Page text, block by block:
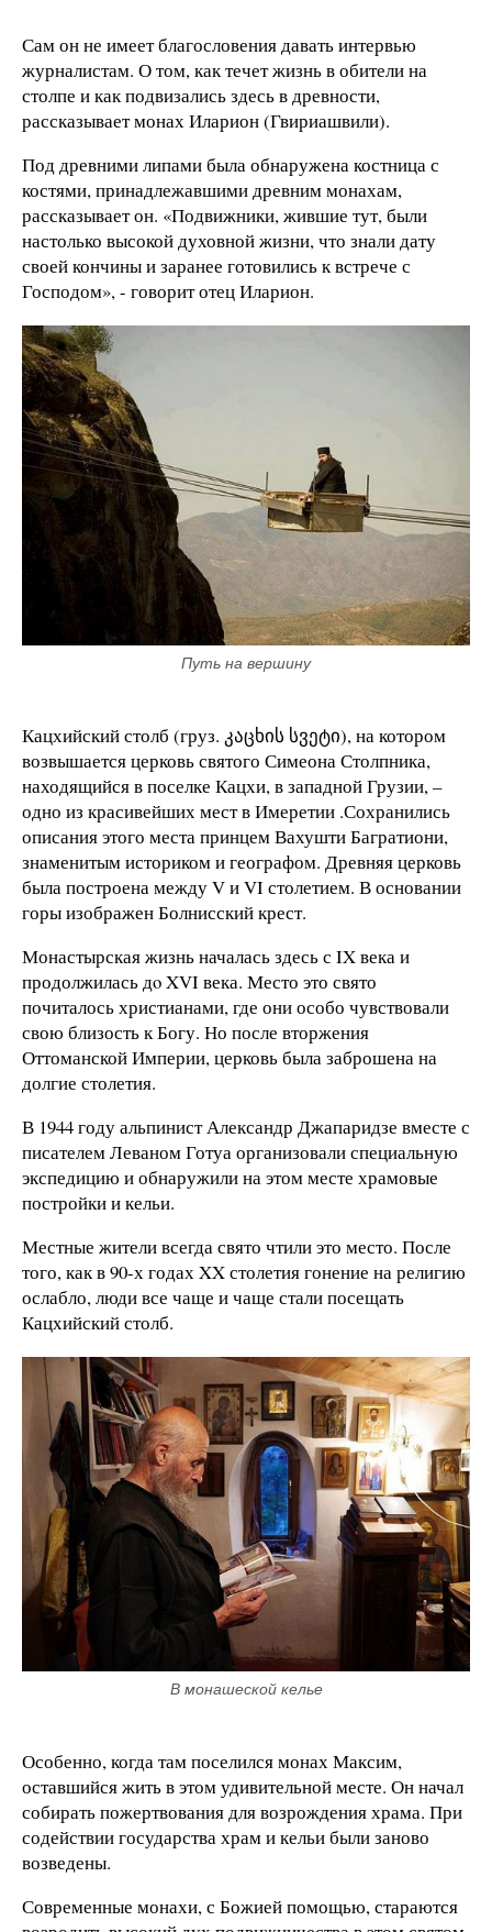
Сам он не имеет благословения давать интервью
журналистам. О том, как течет жизнь в обители на
столпе и как подвизались здесь в древности,
рассказываетмонах Иларион (Гвириашвили).
Под древними липами была обнаружена костница с
костями, принадлежавшими древним монахам,
рассказывает он. «Подвижники, жившие тут, были
настолько высокой духовной жизни, что знали дату
своей кончины и заранее готовились к встрече с
Господом», - говорит отец Иларион.
Путь на вершину
Кацхийский столб (груз. კაცხის სვეტი), на котором
возвышается церковь святого Симеона Столпника,
находящийся в поселке Кацхи, в западной Грузии, –
одно из красивейших мест в Имеретии .Сохранились
описания этого места принцем Вахушти Багратиони,
знаменитым историком и географом. Древняя церковь
была построена между V и VI столетием. В основании
горы изображен Болнисский крест.
Монастырская жизнь началась здесь с IX века и
продолжилась дo XVI века. Место это свято
почиталось христианами, где они особо чувствовали
свою близость к Богу. Но после вторжения
Оттоманской Империи, церковь была заброшена на
долгие столетия.
В 1944 году альпинист Александр Джапаридзе вместе с
писателем Леваном Готуа организовали специальную
экспедицию и обнаружили на этом месте храмовые
постройки и кельи.
Местные жители всегда свято чтили это место. После
того, как в 90-х годах XX столетия гонение на религию
ослабло, люди все чаще и чаще стали посещать
Кацхийский столб.
В монашеской келье
Особенно, когда там поселился монах Максим,
оставшийся жить в этом удивительной месте. Он начал
собирать пожертвования для возрождения храма. При
содействии государства храм и кельи были заново
возведены.
Современные монахи, с Божией помощью, стараются